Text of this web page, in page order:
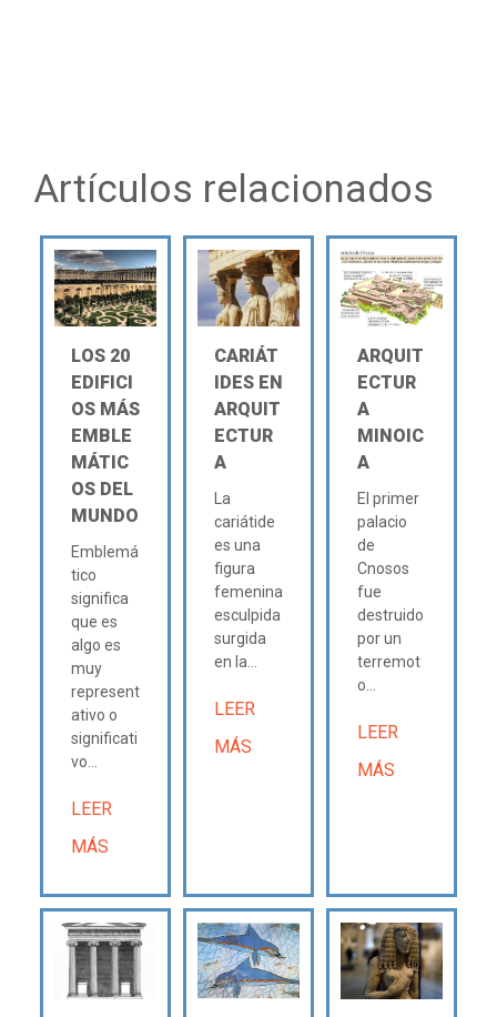
Artículos relacionados
LOS 20
EDIFICI
OS MÁS
EMBLE
MÁTIC
OS DEL
MUNDO
Emblemá
tico
significa
que es
algo es
muy
represent
ativo o
significati
vo...
LEER
MÁS
CARIÁT
IDES EN
ARQUIT
ECTUR
A
La
cariátide
es una
figura
femenina
esculpida
surgida
en la...
LEER
MÁS
ARQUIT
ECTUR
A
MINOIC
A
El primer
palacio
de
Cnosos
fue
destruido
por un
terremot
o...
LEER
MÁS